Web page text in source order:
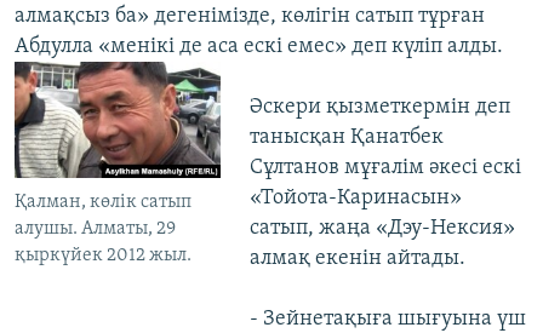
алмақсыз ба» дегенімізде, көлігін сатып тұрған
Абдулла «менікі де аса ескі емес» деп күліп алды.
Қалман, көлік сатып
алушы. Алматы, 29
қыркүйек 2012 жыл.
Әскери қызметкермін деп
танысқан Қанатбек
Сұлтанов мұғалім әкесі ескі
«Тойота-Каринасын»
сатып, жаңа «Дэу-Нексия»
алмақ екенін айтады.
- Зейнетақыға шығуына үш